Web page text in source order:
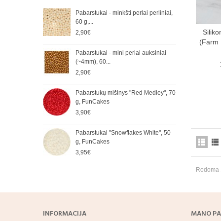
Pabarstukai - minkšti perlai perliniai,
60 g,...
2,90€
Pabarstukai - mini perlai auksiniai
(~4mm), 60...
2,90€
Pabarstukų mišinys "Red Medley", 70
g, FunCakes
3,90€
Pabarstukai "Snowflakes White", 50
g, FunCakes
3,95€
(Farm
Rodoma
INFORMACIJA MANO